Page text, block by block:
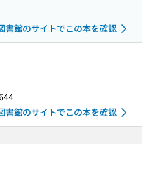
書館のサイトでこの本を確認
書館のサイトでこの本を確認